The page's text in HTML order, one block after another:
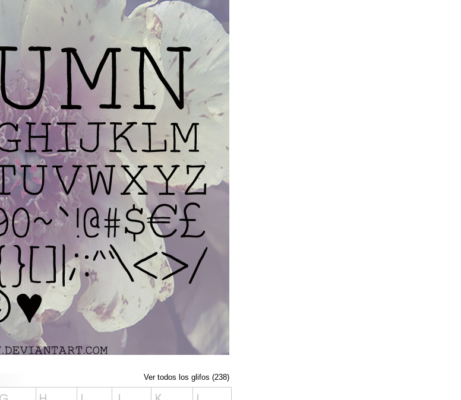
Ver todos los glifos (238)